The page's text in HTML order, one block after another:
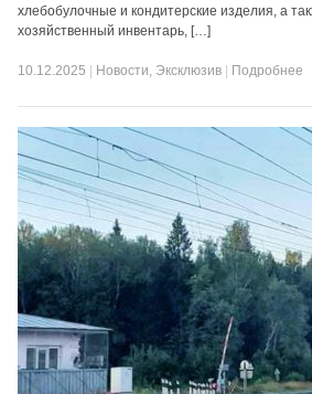
хлебобулочные и кондитерские изделия, а
хозяйственный инвентарь, […]
10.12.2025 Новости, Эксклюзив Подробнее